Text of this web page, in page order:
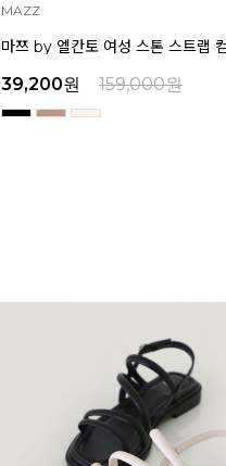
INTENSE
45,900원 159,000원